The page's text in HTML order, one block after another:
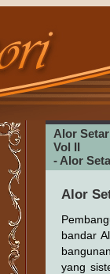
Alor
Vol II
- Alor
Alor
bandar
yang